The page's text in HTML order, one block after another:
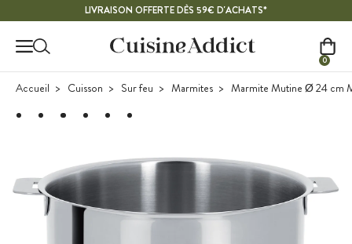
LIVRAISON OFFERTE DÈS 59€ D'ACHATS*
0
Accueil Cuisson Sur feu Marmites Marmite Mutine Ø 24 cm